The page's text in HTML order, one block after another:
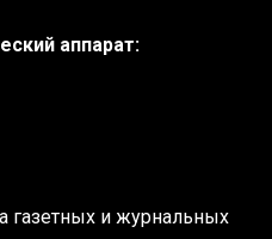
аппарат:
газетных и журнальных